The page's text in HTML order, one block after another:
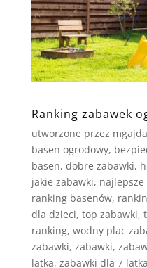
Ranking zabawek
utworzone przez mgajda
basen ogrodowy,
basen, dobre zabawki,
jakie zabawki, najlepsze
ranking basenów,
dla dzieci, top zabawki,
ranking, wodny plac
zabawki, zabawki,
latka, zabawki dla 7 latka